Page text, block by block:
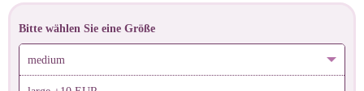
Bitte wählen Sie eine Größe
medium